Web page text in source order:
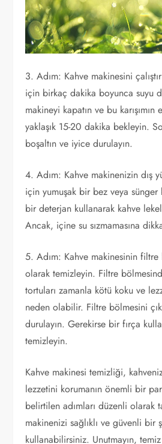
3. Adım: Kahve makinesini
için birkaç dakika boyunca suyu
makineyi kapatın ve bu
yaklaşık 15-20 dakika bekleyin.
boşaltın ve iyice durulayın.
4. Adım: Kahve makinenizin dış
için yumuşak bir bez veya sünger
bir deterjan kullanarak kahve
Ancak, içine su sızmamasına
5. Adım: Kahve makinesinin
olarak temizleyin. Filtre
tortuları zamanla kötü koku ve
neden olabilir. Filtre bölmesini
durulayın. Gerekirse bir fırça
temizleyin.
Kahve makinesi temizliği,
lezzetini korumanın önemli bir
belirtilen adımları düzenli olarak
makinenizi sağlıklı ve güvenli bir
kullanabilirsiniz. Unutmayın,